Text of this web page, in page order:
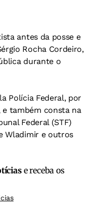
antes da posse e
Rocha Cordeiro,
durante o
Polícia Federal, por
e também consta na
Federal (STF)
Wladimir e outros
e receba os